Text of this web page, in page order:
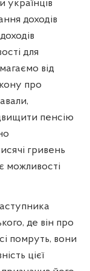
українців
доходів
для
від
про
пенсію
гривень
можливості
де він про
помруть, вони
цієї